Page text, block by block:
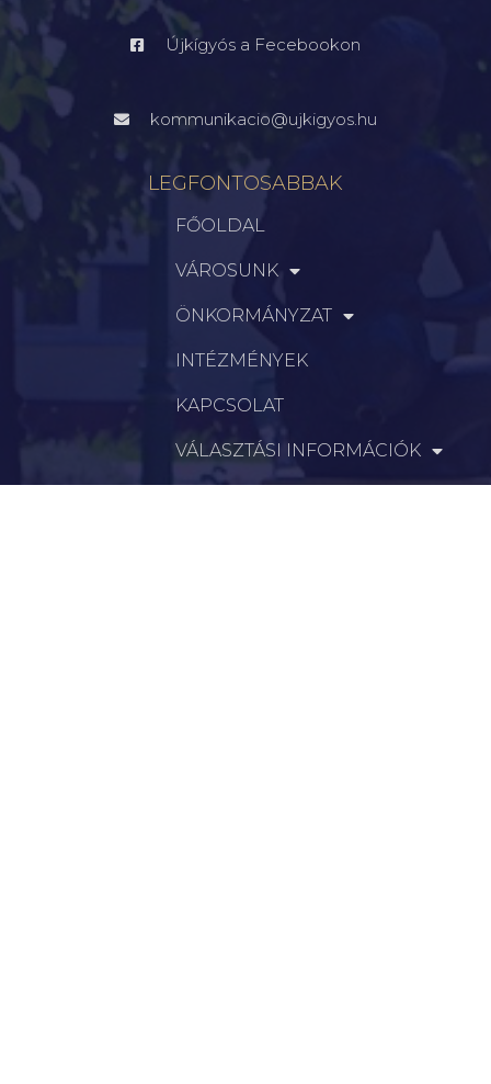
Újkígyós a Fecebookon
kommunikacio@ujkigyos.hu
LEGFONTOSABBAK
FŐOLDAL
VÁROSUNK
ÖNKORMÁNYZAT
INTÉZMÉNYEK
KAPCSOLAT
VÁLASZTÁSI INFORMÁCIÓK